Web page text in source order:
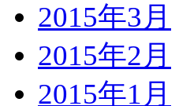
2015年3月
2015年2月
2015年1月